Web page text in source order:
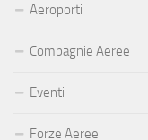
Aeroporti
Compagnie Aeree
Eventi
Forze Aeree